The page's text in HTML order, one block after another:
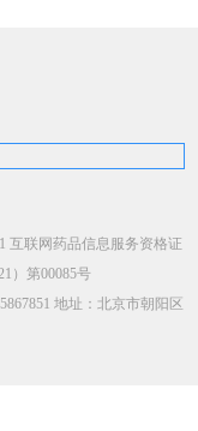
互联网药品信息服务资格证
）第00085号
地址：北京市朝阳区